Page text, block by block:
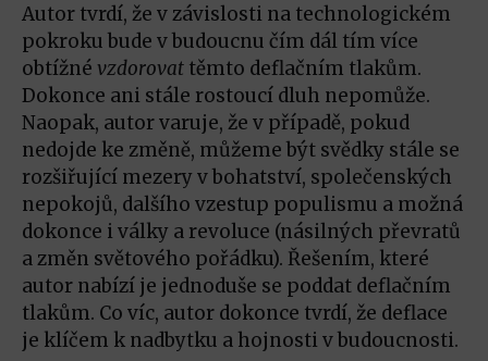
Autor tvrdí, že v závislosti na technologickém
pokroku bude v budoucnu čím dál tím více
obtížné vzdorovat těmto deflačním tlakům.
Dokonce ani stále rostoucí dluh nepomůže.
Naopak, autor varuje, že v případě, pokud
nedojde ke změně, můžeme být svědky stále se
rozšiřující mezery v bohatství, společenských
nepokojů, dalšího vzestup populismu a možná
dokonce i války a revoluce (násilných převratů
a změn světového pořádku). Řešením, které
autor nabízí je jednoduše se poddat deflačním
tlakům. Co víc, autor dokonce tvrdí, že deflace
je klíčem k nadbytku a hojnosti v budoucnosti.